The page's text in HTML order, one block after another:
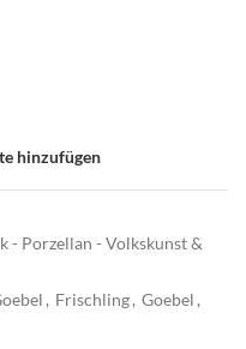
hinzufügen
- Porzellan - Volkskunst &
, Frischling, Goebel ,